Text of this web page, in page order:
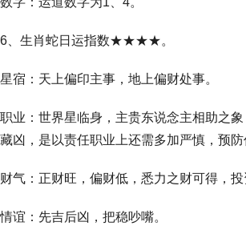
6、生肖蛇日运指数★★★★。
星宿：天上偏印主事，地上偏财处事。
职业：世界星临身，主贵东说念主相助之
藏凶，是以责任职业上还需多加严慎，预防
财气：正财旺，偏财低，悉力之财可得，投
情谊：先吉后凶，把稳吵嘴。